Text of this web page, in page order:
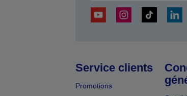
Service clients
Promotions